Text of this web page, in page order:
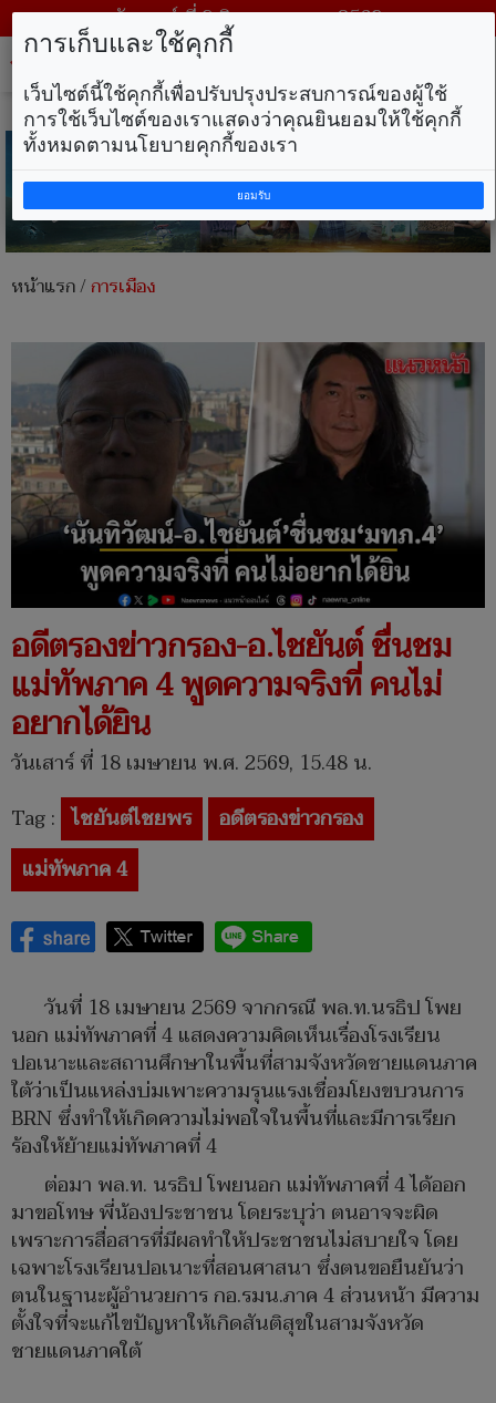
วันเสาร์ ที่ 8 สิงหาคม พ.ศ. 2569
หน้าแรก/การเมือง
อดีตรองข่าวกรอง-อ.ไชยันต์ ชื่นชม
แม่ทัพภาค 4 พูดความจริงที่ คนไม่
อยากได้ยิน
วันเสาร์ ที่ 18 เมษายน พ.ศ. 2569, 15.48 น.
Tag : ไชยันต์ไชยพร
อดีตรองข่าวกรอง
แม่ทัพภาค 4
วันที่ 18 เมษายน 2569 จากกรณี พล.ท.นรธิป โพย
นอก แม่ทัพภาคที่ 4 แสดงความคิดเห็นเรื่องโรงเรียน
ปอเนาะและสถานศึกษาในพื้นที่สามจังหวัดชายแดนภาค
ใต้ว่าเป็นแหล่งบ่มเพาะความรุนแรงเชื่อมโยงขบวนการ
BRN ซึ่งทำให้เกิดความไม่พอใจในพื้นที่และมีการเรียก
ร้องให้ย้ายแม่ทัพภาคที่ 4
ต่อมา พล.ท. นรธิป โพยนอก แม่ทัพภาคที่ 4 ได้ออก
มาขอโทษ พี่น้องประชาชน โดยระบุว่า ตนอาจจะผิด
เพราะการสื่อสารที่มีผลทำให้ประชาชนไม่สบายใจ โดย
เฉพาะโรงเรียนปอเนาะที่สอนศาสนา ซึ่งตนขอยืนยันว่า
ตนในฐานะผู้อำนวยการ กอ.รมน.ภาค 4 ส่วนหน้า มีความ
ตั้งใจที่จะแก้ไขปัญหาให้เกิดสันติสุขในสามจังหวัด
ชายแดนภาคใต้
การเก็บและใช้คุกกี้
เว็บไซต์นี้ใช้คุกกี้เพื่อปรับปรุงประสบการณ์ของผู้ใช้
การใช้เว็บไซต์ของเราแสดงว่าคุณยินยอมให้ใช้คุกกี้
ทั้งหมดตามนโยบายคุกกี้ของเรา
ยอมรับ